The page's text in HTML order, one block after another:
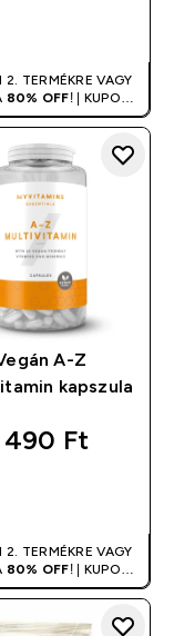
2. TERMÉKRE VAGY
80% OFF! | KUPON:
DUPLA
A-Z
kapszula
Ft‎
2. TERMÉKRE VAGY
80% OFF! | KUPON:
DUPLA